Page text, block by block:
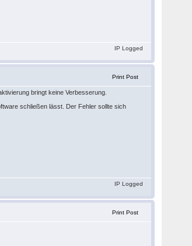
IP Logged
Print Post
bringt keine Verbesserung.
schließen lässt. Der Fehler sollte sich
IP Logged
Print Post